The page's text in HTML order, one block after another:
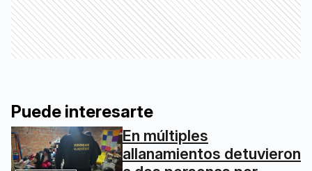
Puede interesarte
En múltiples
allanamientos detuvieron